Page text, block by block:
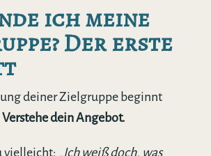
ich meine
Der erste
deiner Zielgruppe beginnt
Verstehe dein Angebot.
vielleicht: „Ich weiß doch, was